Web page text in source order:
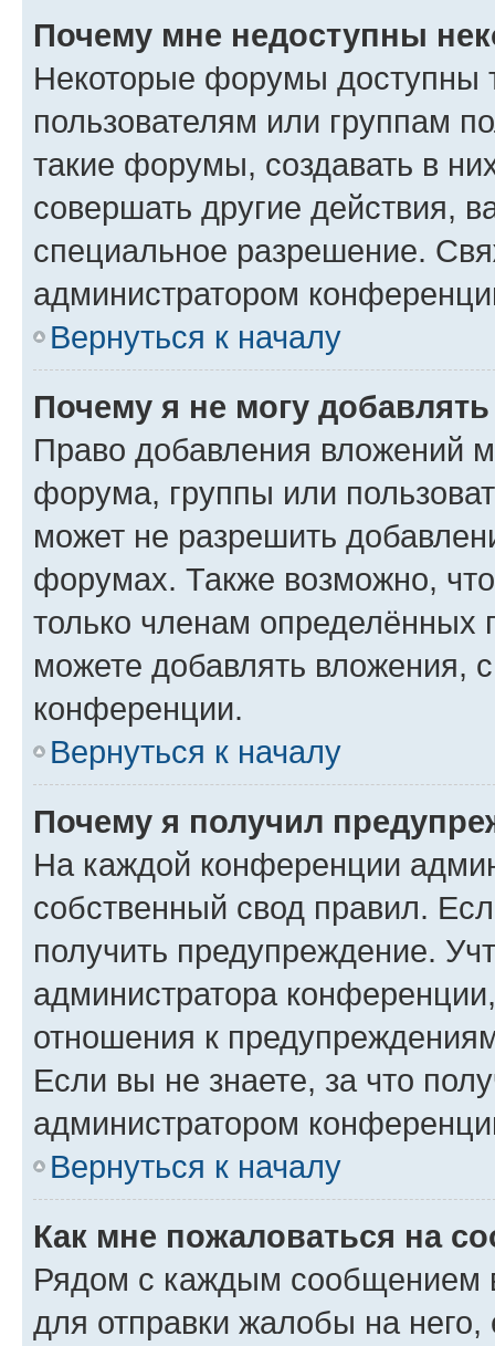
Почему мне недоступны
Некоторые форумы доступны
пользователям или группам
такие форумы, создавать в
совершать другие действия,
специальное разрешение.
администратором
Вернуться к началу
Почему я не могу
Право добавления вложений
форума, группы или
может не разрешить
форумах. Также возможно,
только членам определённых
можете добавлять вложения,
конференции.
Вернуться к началу
Почему я получил
На каждой конференции
собственный свод правил.
получить предупреждение.
администратора
отношения к
Если вы не знаете, за что
администратором
Вернуться к началу
Как мне пожаловаться на
Рядом с каждым сообщением
для отправки жалобы на